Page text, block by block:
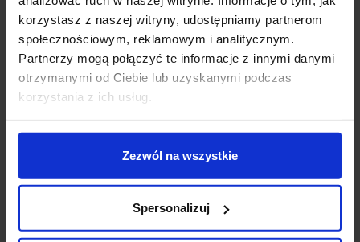
korzystasz z naszej witryny, udostępniamy partnerom
społecznościowym, reklamowym i analitycznym.
Partnerzy mogą połączyć te informacje z innymi danymi
otrzymanymi od Ciebie lub uzyskanymi podczas
korzystania z ich usług.
Zezwól na wszystkie
Spersonalizuj
BPM MINI KATLI 3010
67,65 zł 60,89 zł
Zobacz szczegóły
BPM MINI KATLI 4210
4000K
372,69 zł 335,42 zł
Zobacz szczegóły